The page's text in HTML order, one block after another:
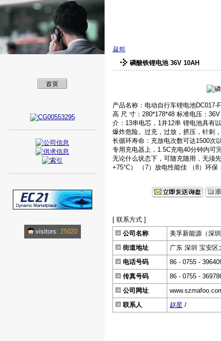
visitors: 25020
끓틔
磷酸铁锂电池 36V 10AH
产品名称：电动自行车锂电池
高 尺 寸：280*178*48 标准电压：
介：13串电芯，1并12串 锂电池具有
爆炸危险。过充，过放，挤压，针刺
长循环寿命：充放电次数可达1500次
专用充电器上，1.5C充电40分钟内可
无论什么状态下，可随充随用，无须
+75°C） （7）放电性能佳 （8）环
[ 联系方式 ]
公司名称
美孚新能源（深
街道地址
广东 深圳 宝安区
电话号码
86 - 0755 -
传真号码
86 - 0755 -
公司网址
联系人
赵星 /